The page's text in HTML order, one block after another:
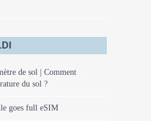
de sol | Comment
du sol ?
goes full eSIM